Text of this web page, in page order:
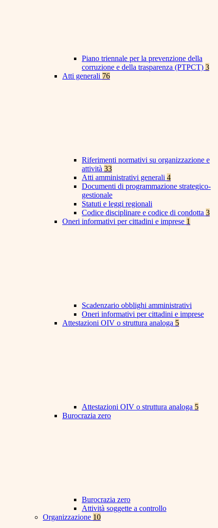
Piano triennale per la prevenzione della
corruzione e della trasparenza (PTPCT) 3
Atti generali 76
Riferimenti normativi su organizzazione e
attività 33
Atti amministrativi generali 4
Documenti di programmazione strategico-
gestionale
Statuti e leggi regionali
Codice disciplinare e codice di condotta 3
Oneri informativi per cittadini e imprese 1
Scadenzario obblighi amministrativi
Oneri informativi per cittadini e imprese
Attestazioni OIV o struttura analoga 5
Attestazioni OIV o struttura analoga 5
Burocrazia zero
Burocrazia zero
Attività soggette a controllo
Organizzazione 10